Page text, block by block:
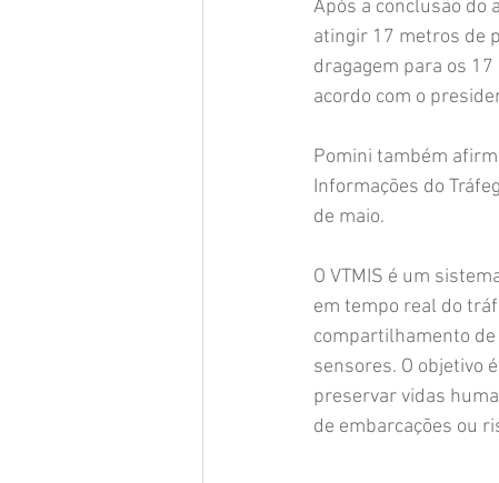
Após a conclusão do
atingir 17 metros de
dragagem para os
acordo com o
Pomini também
Informações do
de maio.
O VTMIS é um
em tempo real do
compartilhamento
sensores. O objetivo
preservar vidas
de embarcações ou